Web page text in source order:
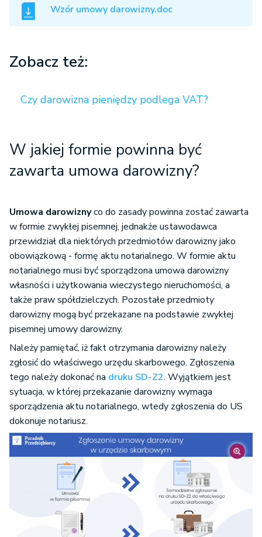
Wzór umowy darowizny.doc
Zobacz też:
Czy darowizna pieniędzy podlega VAT?
W jakiej formie powinna być
zawarta umowa darowizny?
Umowa darowiznyco do zasady powinna zostać zawarta
w formie zwykłej pisemnej, jednakże ustawodawca
przewidział dla niektórych przedmiotów darowizny jako
obowiązkową - formę aktu notarialnego. W formie aktu
notarialnego musi być sporządzona umowa darowizny
własności i użytkowania wieczystego nieruchomości, a
także praw spółdzielczych. Pozostałe przedmioty
darowizny mogą być przekazane na podstawie zwykłej
pisemnej umowy darowizny.
Należy pamiętać, iż fakt otrzymania darowizny należy
zgłosić do właściwego urzędu skarbowego. Zgłoszenia
tego należy dokonać na druku SD-Z2. Wyjątkiem jest
sytuacja, w której przekazanie darowizny wymaga
sporządzenia aktu notarialnego, wtedy zgłoszenia do US
dokonuje notariusz.